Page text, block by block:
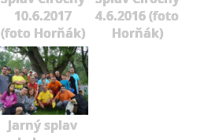
10.6.2017
(foto Horňák)
4.6.2016 (foto
Horňák)
Jarný splav